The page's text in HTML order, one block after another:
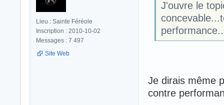
Lieu : Sainte Féréole
Inscription : 2010-10-02
Messages : 7 497
Site Web
J'ouvre le
Je dirais même
contre